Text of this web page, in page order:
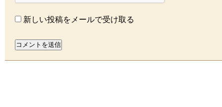
新しい投稿をメールで受け取る